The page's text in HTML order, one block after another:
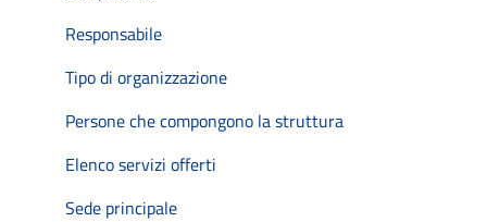
Responsabile
Tipo di organizzazione
Persone che compongono la struttura
Elenco servizi offerti
Sede principale